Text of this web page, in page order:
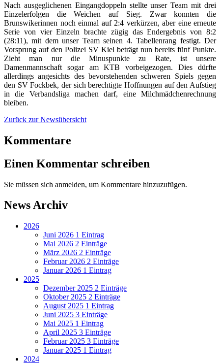
Nach ausgeglichenen Eingangdoppeln stellte unser Team mit drei
Einzelerfolgen die Weichen auf Sieg. Zwar konnten die
Brunswikerinnen noch einmal auf 2:4 verkürzen, aber eine erneute
Serie von vier Einzeln brachte zügig das Endergebnis von 8:2
(28:11), mit dem unser Team seinen 4. Tabellenrang festigt. Der
Vorsprung auf den Polizei SV Kiel beträgt nun bereits fünf Punkte.
Zieht man nur die Minuspunkte zu Rate, ist unsere
Damenmannschaft sogar am KTB vorbeigezogen. Dies dürfte
allerdings angesichts des bevorstehenden schweren Spiels gegen
den SV Fockbek, der sich berechtigte Hoffnungen auf den Aufstieg
in die Verbandsliga machen darf, eine Milchmädchenrechnung
bleiben.
Zurück zur Newsübersicht
Kommentare
Einen Kommentar schreiben
Sie müssen sich anmelden, um Kommentare hinzuzufügen.
News Archiv
2026
Juni 2026 1 Eintrag
Mai 2026 2 Einträge
März 2026 2 Einträge
Februar 2026 2 Einträge
Januar 2026 1 Eintrag
2025
Dezember 2025 2 Einträge
Oktober 2025 2 Einträge
August 2025 1 Eintrag
Juni 2025 3 Einträge
Mai 2025 1 Eintrag
April 2025 3 Einträge
Februar 2025 3 Einträge
Januar 2025 1 Eintrag
2024